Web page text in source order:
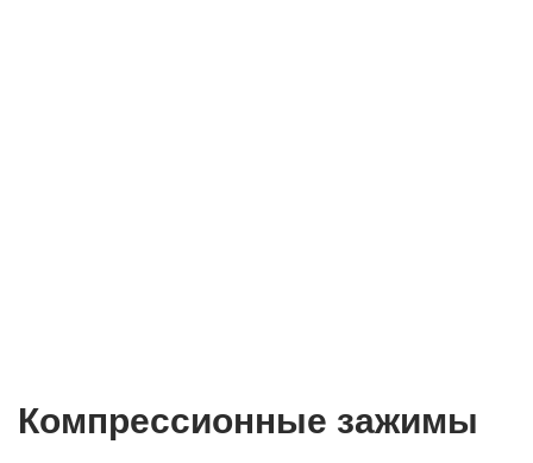
Компрессионные зажимы